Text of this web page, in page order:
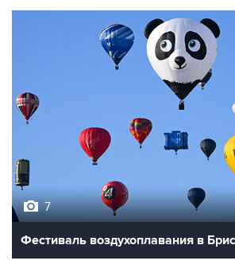
7
Фестиваль воздухоплавания в